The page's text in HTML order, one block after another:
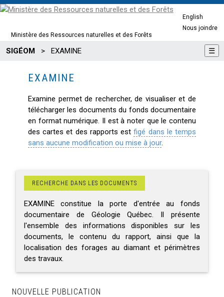
Ministère des Ressources naturelles et des Forêts
English
Nous joindre
SIGÉOM > EXAMINE ☰
EXAMINE
Examine permet de rechercher, de visualiser et de
télécharger les documents du fonds documentaire
en format numérique. Il est à noter que le contenu
des cartes et des rapports estfigé dans le temps
sans aucune modification ou mise à jour.
RECHERCHE DANS LES DOCUMENTS
EXAMINE constitue la porte d'entrée au fonds
documentaire de Géologie Québec. Il présente
l'ensemble des informations disponibles sur les
documents, le contenu du rapport, ainsi que la
localisation des forages au diamant et périmètres
des travaux.
NOUVELLE PUBLICATION